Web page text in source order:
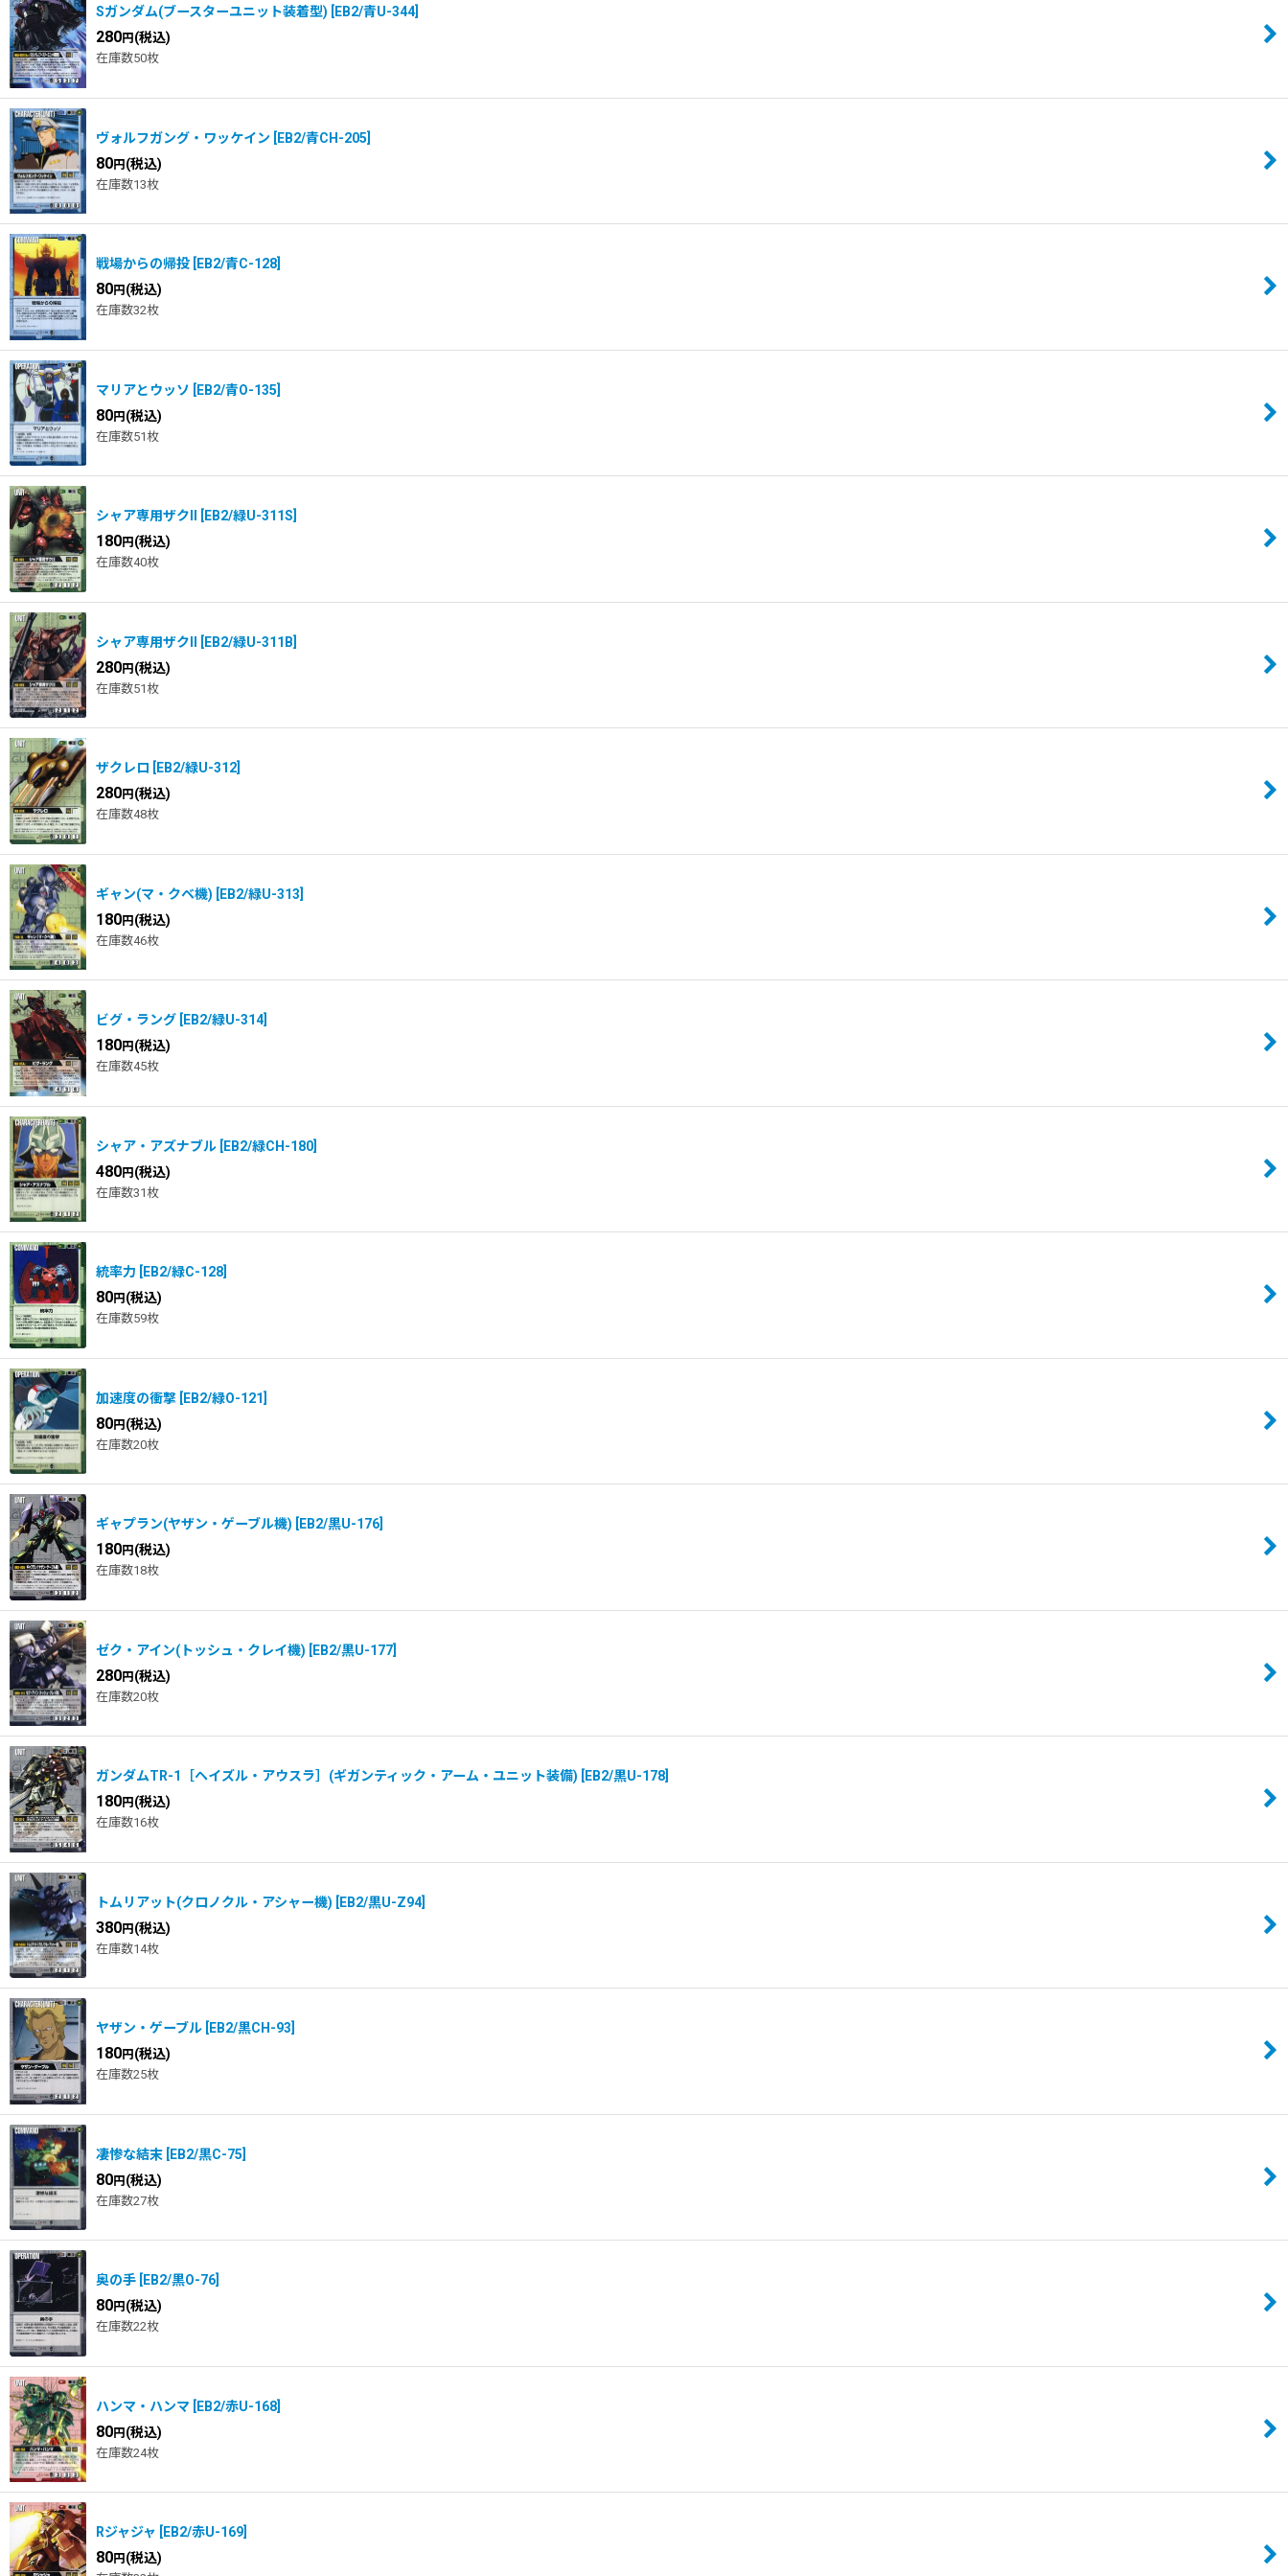
Sガンダム(ブースターユニット装着型) EB2/青U-344]
280円 (税込)
在庫数50枚
ヴォルフガング・ワッケイン EB2/青CH-205
80円 (税込)
在庫数13枚
戦場からの帰投 EB2/青C-128
80円 (税込)
在庫数32枚
マリアとウッソ EB2/青O-135
80円 (税込)
在庫数51枚
シャア専用ザクII EB2/緑U-311S
180円 (税込)
在庫数40枚
シャア専用ザクII EB2/緑U-311B
280円 (税込)
在庫数51枚
ザクレロ EB2/緑U-312
280円 (税込)
在庫数48枚
ギャン(マ・クベ機) EB2/緑U-313
180円 (税込)
在庫数46枚
ビグ・ラング EB2/緑U-314]
180円 (税込)
在庫数45枚
シャア・アズナブル EB2/緑CH-180
480円 (税込)
在庫数31枚
統率力 EB2/緑C-128
80円 (税込)
在庫数59枚
加速度の衝撃 EB2/緑O-121
80円 (税込)
在庫数20枚
ギャプラン(ヤザン・ゲーブル機) EB2/黒U-176
180円 (税込)
在庫数18枚
ゼク・アイン(トッシュ・クレイ機) EB2/黒U-177
280円 (税込)
在庫数20枚
ガンダムTR-1［ヘイズル・アウスラ］(ギガンティック・アーム・ユニット装備) EB2/黒U-178
180円 (税込)
在庫数16枚
トムリアット(クロノクル・アシャー機) EB2/黒U-Z94]
380円 (税込)
在庫数14枚
ヤザン・ゲーブル EB2/黒CH-93
180円 (税込)
在庫数25枚
凄惨な結末 EB2/黒C-75
80円 (税込)
在庫数27枚
奥の手 EB2/黒O-76
80円 (税込)
在庫数22枚
ハンマ・ハンマ EB2/赤U-168
80円 (税込)
在庫数24枚
Rジャジャ EB2/赤U-169
80円 (税込)